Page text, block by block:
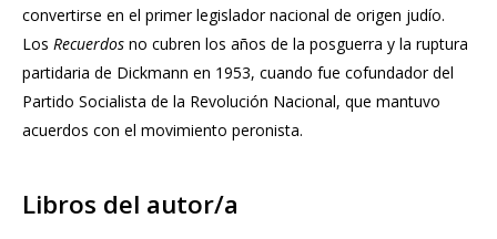
convertirse en el primer legislador nacional de origen judío.
Los Recuerdos no cubren los años de la posguerra y la ruptura
partidaria de Dickmann en 1953, cuando fue cofundador del
Partido Socialista de la Revolución Nacional, que mantuvo
acuerdos con el movimiento peronista.
Libros del autor/a